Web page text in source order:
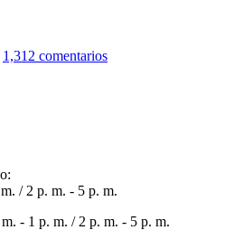
1,312 comentarios
/ 2 p. m. - 5 p. m.
- 1 p. m. / 2 p. m. - 5 p. m.